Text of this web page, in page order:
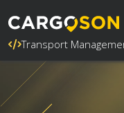
Transport